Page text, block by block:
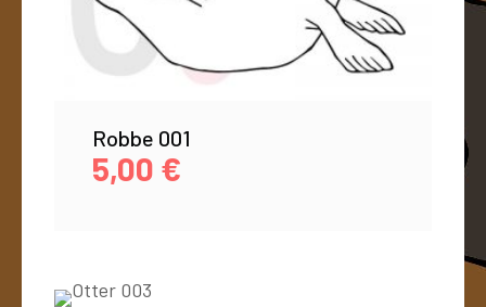
Robbe 001
5,00 €